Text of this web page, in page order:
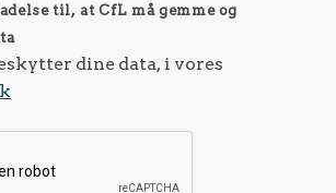
til, at CfL må gemme og
dine data, i vores